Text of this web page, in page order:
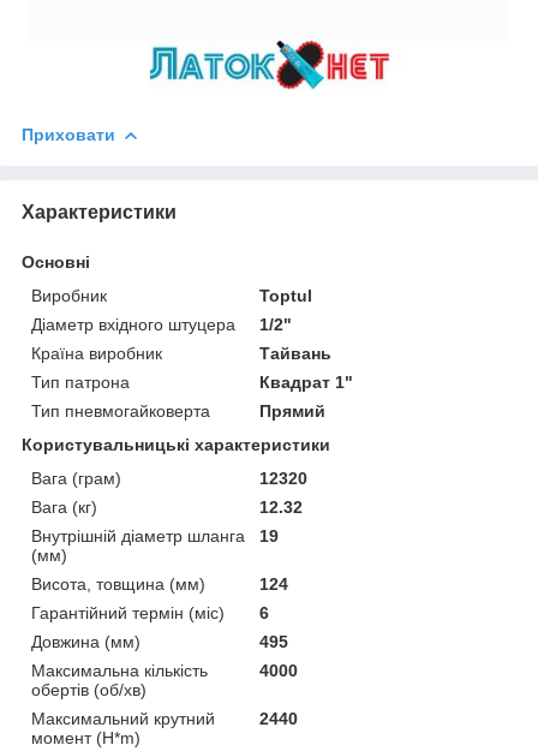
Приховати
Характеристики
Основні
Виробник
Toptul
Діаметр вхідного штуцера
1/2"
Країна виробник
Тайвань
Тип патрона
Квадрат 1"
Тип пневмогайковерта
Прямий
Користувальницькі характеристики
Вага (грам)
12320
Вага (кг)
12.32
Внутрішній діаметр шланга
(мм)
19
Висота, товщина (мм)
124
Гарантійний термін (міс)
6
Довжина (мм)
495
Максимальна кількість
обертів (об/хв)
4000
Максимальний крутний
момент (H*m)
2440